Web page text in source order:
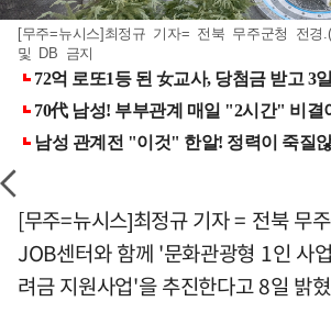
[무주=뉴시스]최정규 기자= 전북 무주군청 전경
및 DB 금지
[무주=뉴시스]최정규 기자 = 전북 무
JOB센터와 함께 '문화관광형 1인 사
려금 지원사업'을 추진한다고 8일 밝